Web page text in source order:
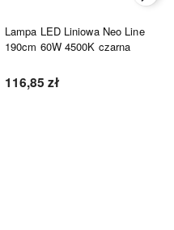
Lampa LED Liniowa Neo Line
190cm 60W 4500K czarna
116,85 zł